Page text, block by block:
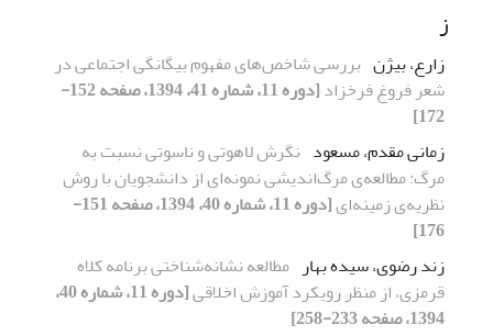
ز
زارع، بیژن بررسی شاخص‌های مفهوم بیگانگی اجتماعی در
شعر فروغ فرخزاد
[دوره 11، شماره 41، 1394، صفحه 152-
172]
زمانی مقدم، مسعود نگرش لاهوتی و ناسوتی نسبت به
مرگ: مطالعه‌ی مرگ‌اندیشی نمونه‌ای از دانشجویان با روش
نظریه‌ی زمینه‌ای
[دوره 11، شماره 40، 1394، صفحه 151-
176]
زند رضوی، سیده بهار مطالعه نشانه‌شناختی برنامه کلاه
قرمزی، از منظر رویکرد آموزش اخلاقی
[دوره 11، شماره 40،
1394، صفحه 233-258]